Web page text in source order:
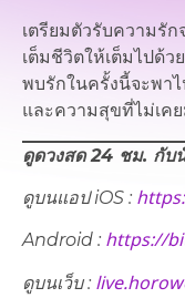
เตรียมตัวรับความรัก
เต็มชีวิตให้เต็มไปด้
พบรักในครั้งนี้จะพา
และความสุขที่ไม่เค
ดูดวงสด 24 ชม. กั
ดูบนแอป iOS :
Android : https://
ดูบนเว็บ​ :